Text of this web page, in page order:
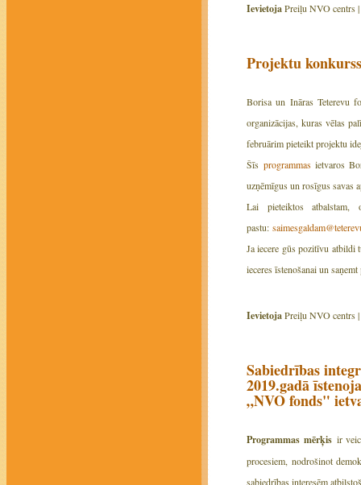
IevietojaPreiļu NVO centrs |
Projektu
Borisa un Ināras Teterevu
organizācijas, kuras vēlas
februārim pieteikt projektu
Šīs programmasietvaros
uzņēmīgus un rosīgus savas
Lai pieteiktos
pastu:
Ja iecere gūs pozitīvu atbildi
ieceres īstenošanai un
IevietojaPreiļu NVO centrs |
Sabiedrības
2019.gadā
„NVO fonds"
Programmas mērķisir
procesiem, nodrošinot
sabiedrības interesēm